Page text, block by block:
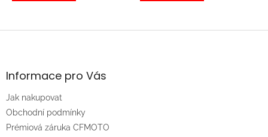
Z
aInformace pro Vás
Jak nakupovat
Obchodní podmínky
Prémiová záruka CFMOTO